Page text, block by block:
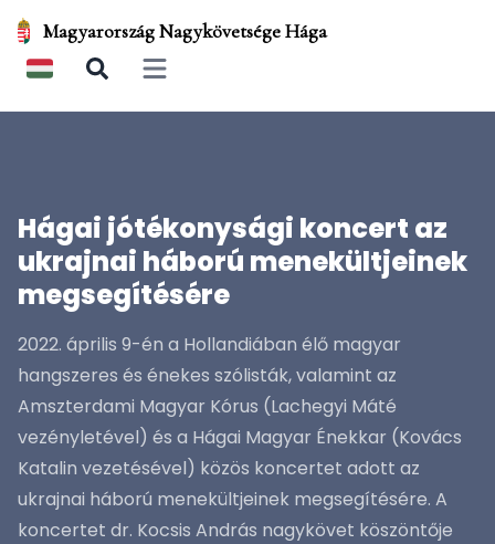
Magyarország Nagykövetsége Hága
Open main menu
Hágai jótékonysági koncert az
ukrajnai háború menekültjeinek
megsegítésére
2022. április 9-én a Hollandiában élő magyar
hangszeres és énekes szólisták, valamint az
Amszterdami Magyar Kórus (Lachegyi Máté
vezényletével) és a Hágai Magyar Énekkar (Kovács
Katalin vezetésével) közös koncertet adott az
ukrajnai háború menekültjeinek megsegítésére. A
koncertet dr. Kocsis András nagykövet köszöntője